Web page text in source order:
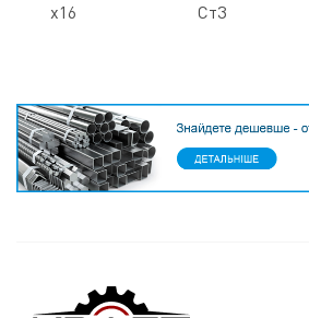
х16
Ст3